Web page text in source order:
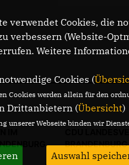
BRANDENBURG
verwendet Cookies, die
verbessern (Website-
Weitere
Cookies (
Cookies werden allein für den
Drittanbietern (Übersicht)
unserer Webseite binden wir
Auswahl